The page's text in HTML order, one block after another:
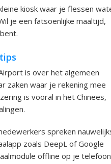
kiosk waar je flessen
je een fatsoenlijke maaltijd,
is over het algemeen
zaken waar je rekening mee
is vooral in het Chinees,
spreken
zoals DeepL of Google
offline op je